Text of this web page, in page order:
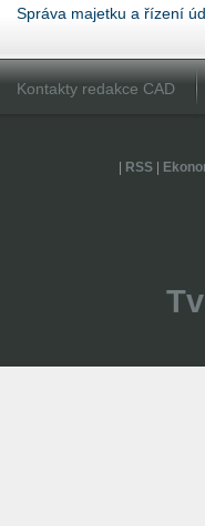
Správa majetku a řízení
Kontakty redakce CAD
RSS|